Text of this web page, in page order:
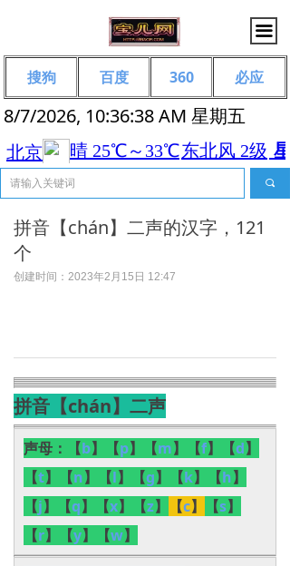
끀
8/7/2026, 10:36:38 AM 星期五
끠
搜狗 百度 360 必应
拼音【chán】二声的汉字，121
个
创建时间： 2023年2月15日 12:47
拼音【chán】二声
声母： 【b】【p】【m】【f】【d】
【t】【n】【l】【g】【k】【h】
【j】【q】【x】【z】 【c】 【s】
【r】【y】【w】